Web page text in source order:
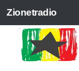
Salta al contenuto
Zionetradio